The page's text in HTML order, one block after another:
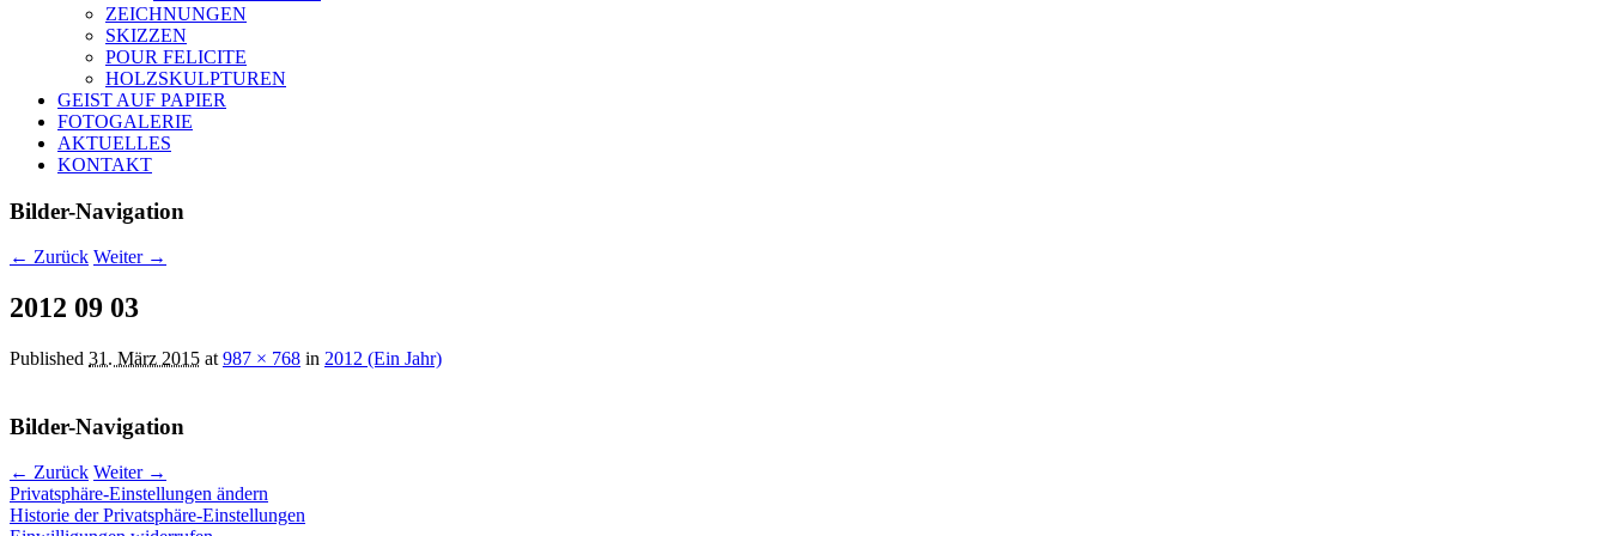
ZEICHNUNGEN
SKIZZEN
POUR FELICITE
HOLZSKULPTUREN
GEIST AUF PAPIER
FOTOGALERIE
AKTUELLES
KONTAKT
Bilder-Navigation
← Zurück Weiter →
2012 09 03
Published 31. März 2015 at 987 × 768 in 2012 (Ein Jahr)
Bilder-Navigation
← Zurück Weiter →
Privatsphäre-Einstellungen ändern
Historie der Privatsphäre-Einstellungen